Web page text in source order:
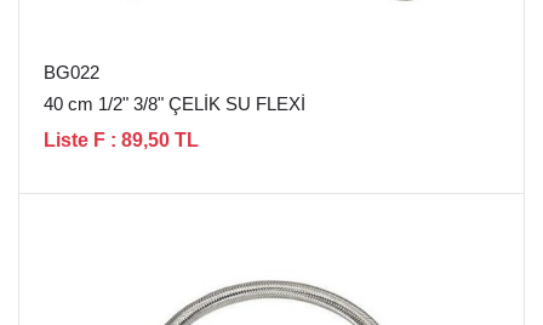
BG022
40 cm 1/2" 3/8" ÇELİK SU FLEXİ
Liste F : 89,50 TL